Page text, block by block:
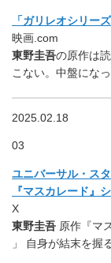
「ガリレオシリー
映画.com
東野圭吾の原作は
こない。中盤にな
2025.02.18
03
ユニバーサル・ス
『マスカレード』
X
東野圭吾 原作『マ
」 自身が結末を握